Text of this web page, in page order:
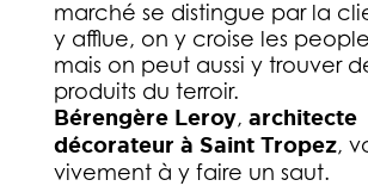
marché se distingue par la
y afflue, on y croise les
mais on peut aussi y trouver
produits du terroir.
Bérengère Leroy, architecte
décorateur à Saint Tropez,
vivement à y faire un saut.